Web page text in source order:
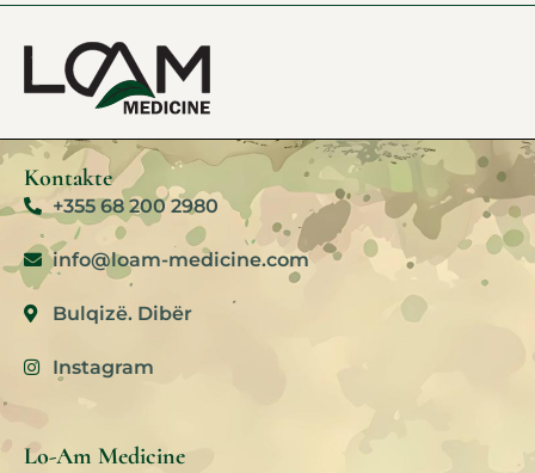
Kontakte
+355 68 200 2980
info@loam-medicine.com
Bulqizë. Dibër
Instagram
Lo-Am Medicine